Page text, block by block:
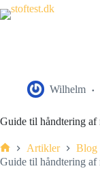
Wilhelm
Guide til håndtering
Artikler Blog
Guide til håndtering